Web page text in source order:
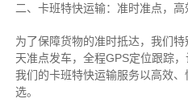
二、卡班特快运输：准时准点，高
为了保障货物的准时抵达，我们
天准点发车，全程GPS定位跟踪
我们的卡班特快运输服务以高效
选。